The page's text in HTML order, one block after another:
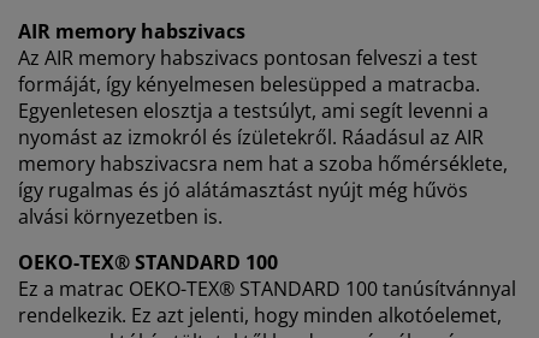
AIR memory habszivacs
Az AIR memory habszivacs pontosan felveszi a test
formáját, így kényelmesen belesüpped a matracba.
Egyenletesen elosztja a testsúlyt, ami segít levenni a
nyomást az izmokról és ízületekről. Ráadásul az AIR
memory habszivacsra nem hat a szoba hőmérséklete,
így rugalmas és jó alátámasztást nyújt még hűvös
alvási környezetben is.
OEKO-TEX® STANDARD 100
Ez a matrac OEKO-TEX® STANDARD 100 tanúsítvánnyal
rendelkezik. Ez azt jelenti, hogy minden alkotóelemet,